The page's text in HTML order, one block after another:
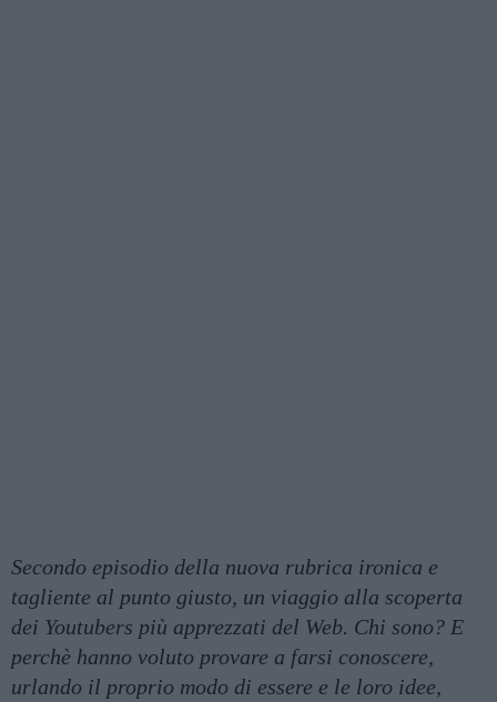
Secondo episodio della nuova rubrica ironica e
tagliente al punto giusto, un viaggio alla scoperta
dei Youtubers più apprezzati del Web. Chi sono? E
perchè hanno voluto provare a farsi conoscere,
urlando il proprio modo di essere e le loro idee,